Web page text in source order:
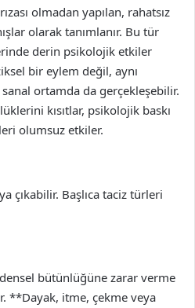
olmadan yapılan, rahatsız
olarak tanımlanır. Bu tür
derin psikolojik etkiler
bir eylem değil, aynı
sanal ortamda da gerçekleşebilir.
kısıtlar, psikolojik baskı
olumsuz etkiler.
çıkabilir. Başlıca taciz türleri
bütünlüğüne zarar verme
**Dayak, itme, çekme veya